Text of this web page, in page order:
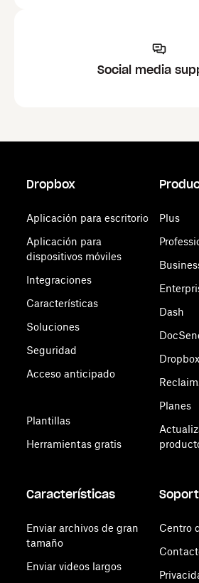
Social media
Dropbox
Aplicación para escritorio
Aplicación para
dispositivos móviles
Integraciones
Características
Soluciones
Seguridad
Acceso anticipado
Plantillas
Herramientas gratis
Plus
Dash
Planes
Características
Enviar archivos de gran
tamaño
Enviar videos largos
Centro